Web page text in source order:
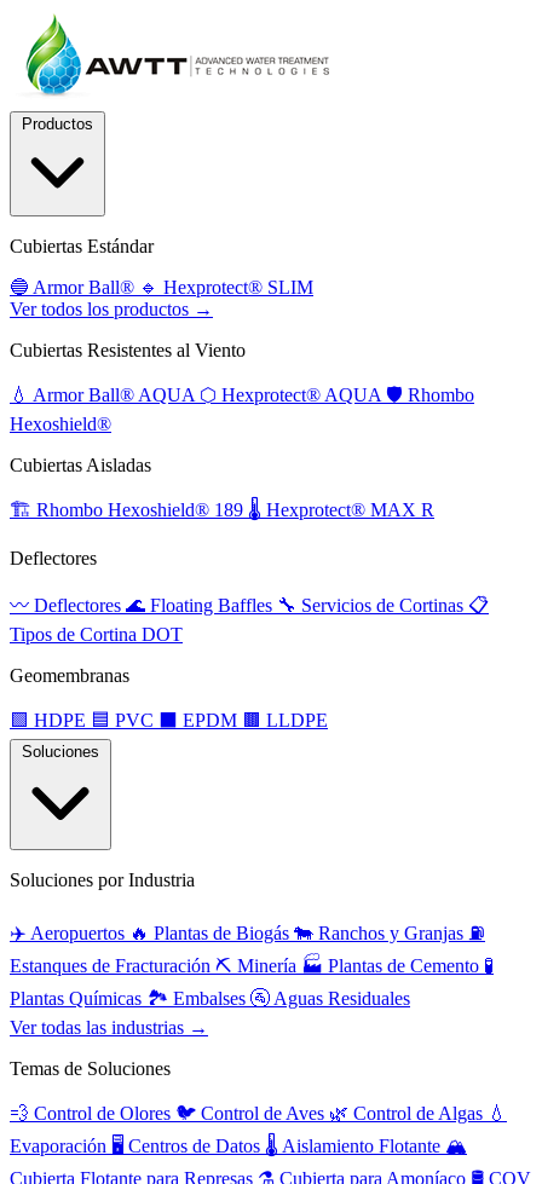
Cubiertas Estándar
🔵 Armor Ball® 🔹 Hexprotect® SLIM
Ver todos los productos →
Cubiertas Resistentes al Viento
💧 Armor Ball® AQUA ⬡ Hexprotect® AQUA 🛡️ Rhombo
Hexoshield®
Cubiertas Aisladas
🏗️ Rhombo Hexoshield® 189 🌡️ Hexprotect® MAX R
Deflectores
〰️ Deflectores 🌊 Floating Baffles 🔧 Servicios de Cortinas 📋
Tipos de Cortina DOT
Geomembranas
🟩 HDPE 🟦 PVC EPDM 🟫 LLDPE
Soluciones por Industria
✈️ Aeropuertos 🔥 Plantas de Biogás 🐄 Ranchos y Granjas ⛽
Estanques de Fracturación ⛏️ Minería 🏭 Plantas de Cemento 🧪
Plantas Químicas 🏞️ Embalses 🚰 Aguas Residuales
Ver todas las industrias →
Temas de Soluciones
💨 Control de Olores 🐦 Control de Aves 🌿 Control de Algas 💧
Evaporación 🖥️ Centros de Datos 🌡️ Aislamiento Flotante 🏔️
Cubierta Flotante para Represas ⚗️ Cubierta para Amoníaco 🛢️ COV